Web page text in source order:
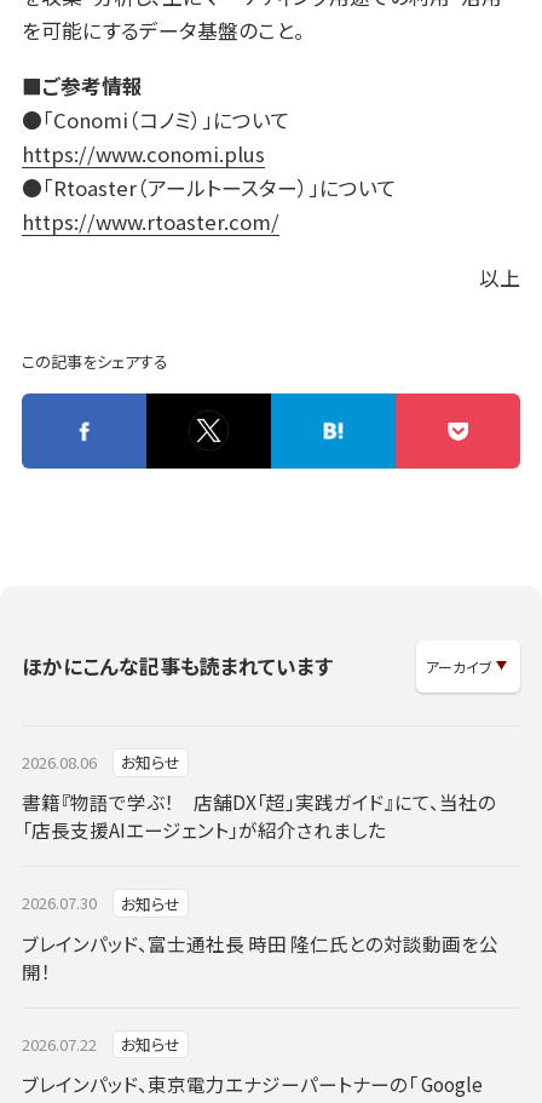
を可能にするデータ基盤のこと。
■ご参考情報
●「Conomi（コノミ）」について
https://www.conomi.plus
●「Rtoaster（アールトースター）」について
https://www.rtoaster.com/
以上
この記事をシェアする
ほかにこんな記事も読まれています
2026.08.06 お知らせ
書籍『物語で学ぶ！ 店舗DX「超」実践ガイド』にて、当社の
「店長支援AIエージェント」が紹介されました
2026.07.30 お知らせ
ブレインパッド、富士通社長 時田 隆仁氏との対談動画を公
開！
2026.07.22 お知らせ
ブレインパッド、東京電力エナジーパートナーの「 Google